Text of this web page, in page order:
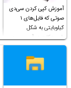
آموزش کپی کردن سی‌دی
صوتی که فایل‌های ۱
کیلوبایتی به شکل
شورت‌کات در آن موجود
است!